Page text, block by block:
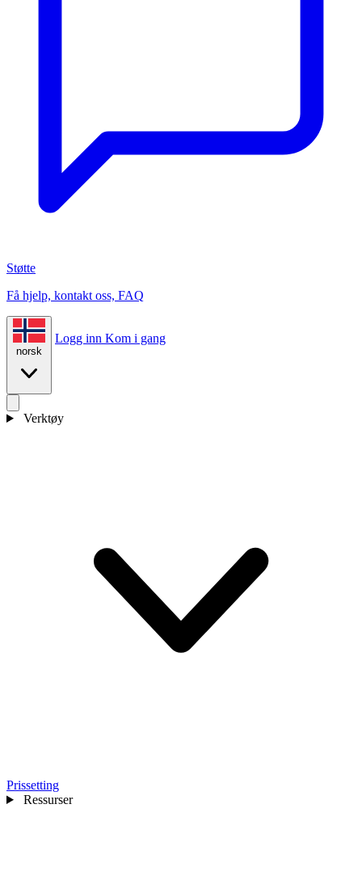
Støtte
Få hjelp, kontakt oss, FAQ
norsk
Logg inn Kom i gang
Verktøy
Prissetting
Ressurser